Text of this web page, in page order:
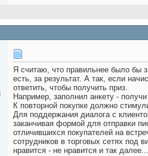
Я считаю, что правильнее было бы
есть, за результат. А так, если
ответить, чтобы получить приз.
Например, заполнил анкету -
К повторной покупке должно
Для поддержания диалога с
заканчивая формой для отправки
отличившихся покупателей на
сотрудников в торговых сетях под
нравится - не нравится и так далее...